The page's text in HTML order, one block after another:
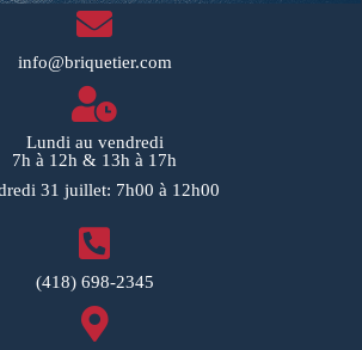
info@briquetier.com
Lundi au vendredi
7h à 12h & 13h à 17h
31 juillet: 7h00 à 12h00
(418) 698-2345